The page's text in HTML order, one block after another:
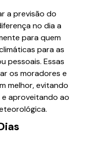
a previsão do
no dia a
para quem
para as
pessoais. Essas
os moradores e
melhor, evitando
aproveitando ao